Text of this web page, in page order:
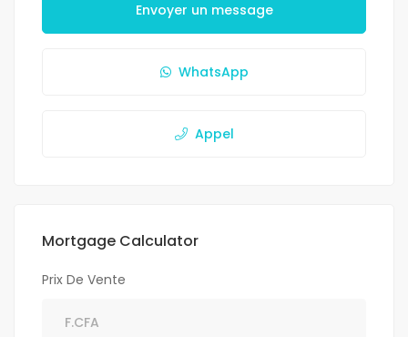
Envoyer un message
WhatsApp
Appel
Mortgage Calculator
Prix De Vente